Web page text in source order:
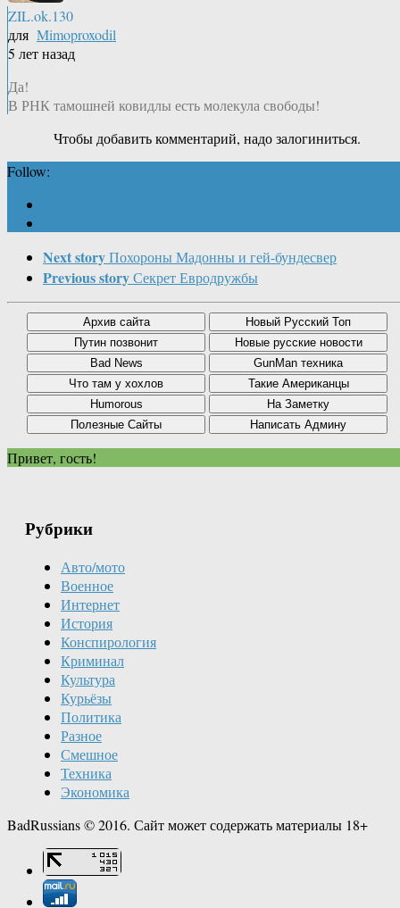
ZIL.ok.130
для Mimoproxodil
5 лет назад
Да!
В РНК тамошней ковидлы есть молекула свободы!
Чтобы добавить комментарий, надо залогиниться.
Follow:
Next storyПохороны Мадонны и гей-бундесвер
Previous storyСекрет Евродружбы
Привет, гость!
Рубрики
Авто/мото
Военное
Интернет
История
Конспирология
Криминал
Культура
Курьёзы
Политика
Разное
Смешное
Техника
Экономика
BadRussians © 2016. Сайт может содержать материалы 18+